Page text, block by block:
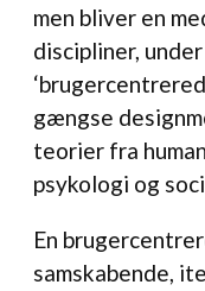
men bliver en
discipliner,
gængse
teorier fra
psykologi og
En
samskabende,